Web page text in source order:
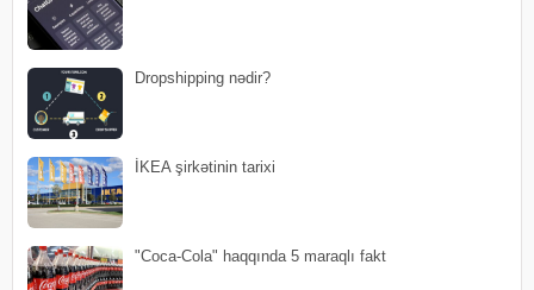
Dropshipping nədir?
İKEA şirkətinin tarixi
"Coca-Cola" haqqında 5 maraqlı fakt